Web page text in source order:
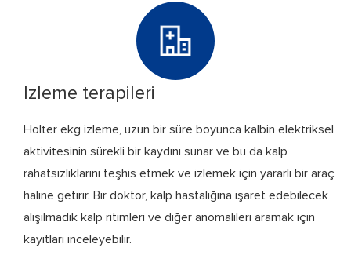
Izleme terapileri
Holter ekg izleme, uzun bir süre boyunca kalbin elektriksel
aktivitesinin sürekli bir kaydını sunar ve bu da kalp
rahatsızlıklarını teşhis etmek ve izlemek için yararlı bir araç
haline getirir. Bir doktor, kalp hastalığına işaret edebilecek
alışılmadık kalp ritimleri ve diğer anomalileri aramak için
kayıtları inceleyebilir.